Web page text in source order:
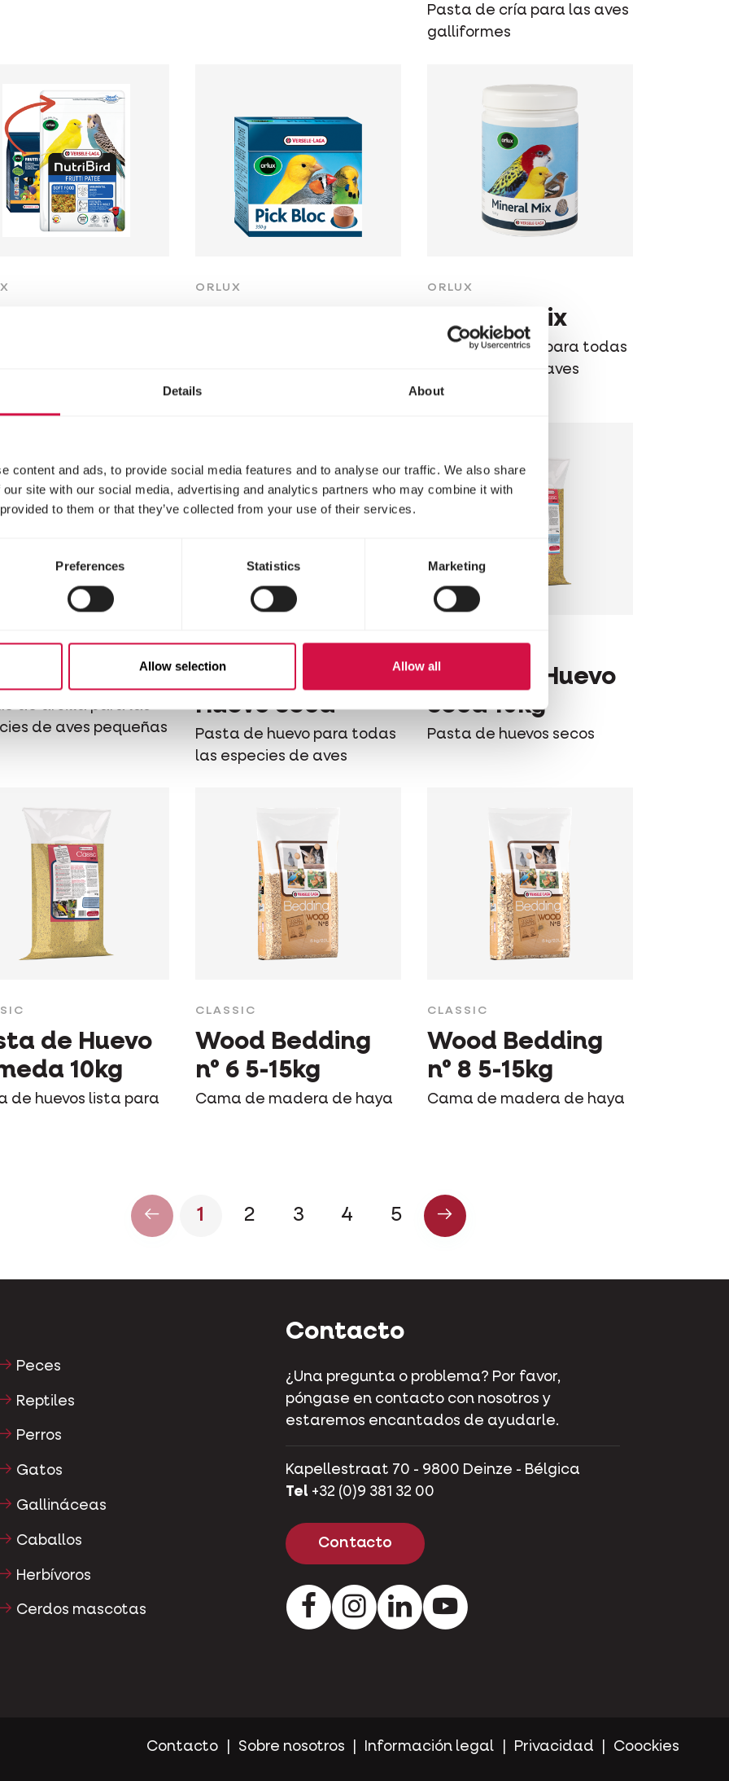
Details About
content and ads, to provide social media features and to analyse our traffic. We also share
site with our social media, advertising and analytics partners who may combine it with
to them or that they’ve collected from your use of their services.
Preferences Statistics Marketing
Allow selection Allow all
Pasta de cría para las aves
galliformes
ORLUX ORLUX
Mineral Mix
Mixtura mineral para todas
las especies de aves
de arcilla para las
de aves pequeñas
ORLUX
PROFI Pasta de
Huevo Seca
Pasta de huevo para todas
las especies de aves
CLASSIC
Pasta de Huevo
Seca 10kg
Pasta de huevos secos
de Huevo
10kg
de huevos lista para
CLASSIC
Wood Bedding
n° 6 5-15kg
Cama de madera de haya
CLASSIC
Wood Bedding
n° 8 5-15kg
Cama de madera de haya
1 2 3 4 5
Peces
Reptiles
Perros
Gatos
Gallináceas
Caballos
Herbívoros
Cerdos mascotas
Contacto
¿Una pregunta o problema? Por favor,
póngase en contacto con nosotros y
estaremos encantados de ayudarle.
Kapellestraat 70 - 9800 Deinze - Bélgica
Tel +32 (0)9 381 32 00
Contacto
FacebookInstagramPinterestYoutube
Contacto Sobre nosotros Información legal Privacidad Coockies